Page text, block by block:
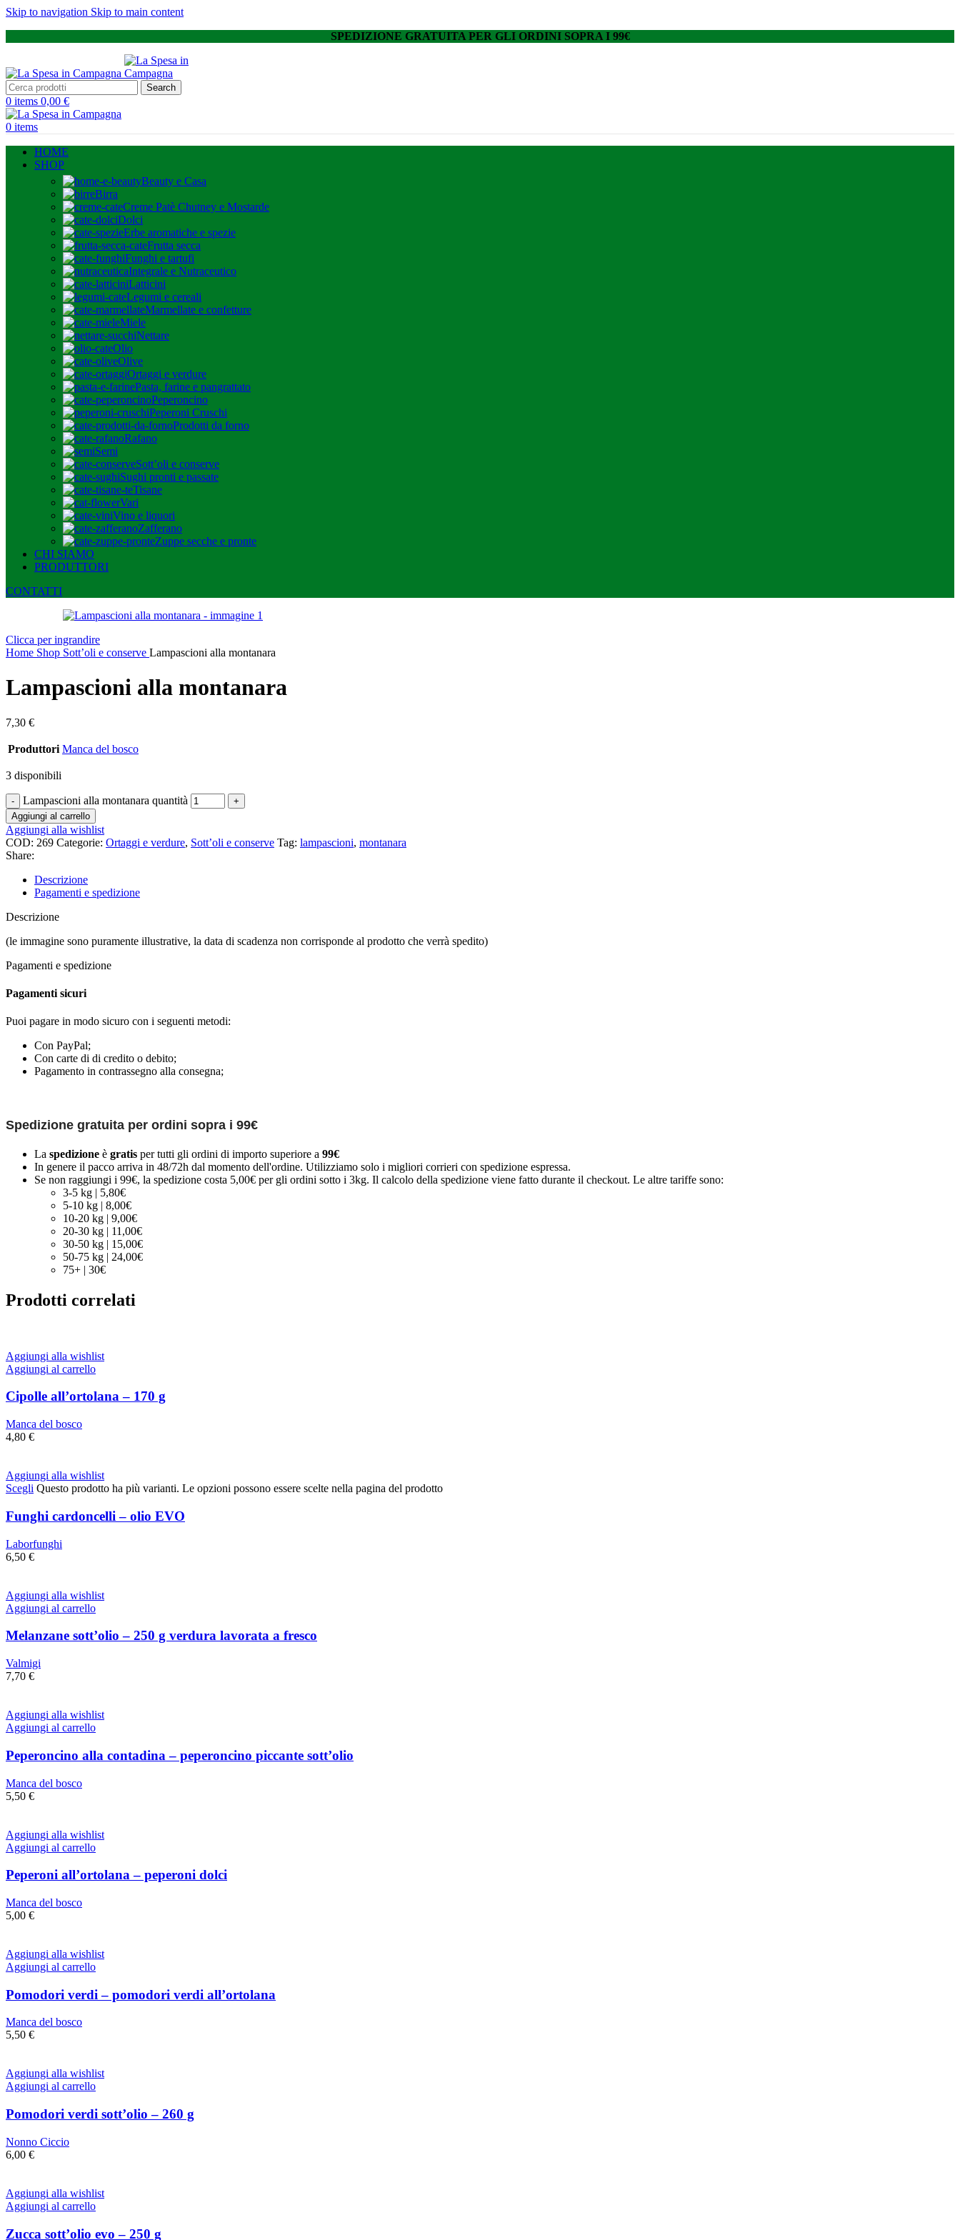
Skip to navigation Skip to main content
SPEDIZIONE GRATUITA PER GLI ORDINI SOPRA I 99€
Search
0 items 0,00 €
0 items
HOME
SHOP
Beauty e Casa
Birra
Creme Patè Chutney e Mostarde
Dolci
Erbe aromatiche e spezie
Frutta secca
Funghi e tartufi
Integrale e Nutraceutico
Latticini
Legumi e cereali
Marmellate e confetture
Miele
Nettare
Olio
Olive
Ortaggi e verdure
Pasta, farine e pangrattato
Peperoncino
Peperoni Cruschi
Prodotti da forno
Rafano
Semi
Sott’oli e conserve
Sughi pronti e passate
Tisane
Vari
Vino e liquori
Zafferano
Zuppe secche e pronte
CHI SIAMO
PRODUTTORI
CONTATTI
Clicca per ingrandire
Home Shop Sott’oli e conserve Lampascioni alla montanara
Lampascioni alla montanara
7,30 €
Produttori Manca del bosco
3 disponibili
Lampascioni alla montanara quantità
Aggiungi al carrello
Aggiungi alla wishlist
COD: 269 Categorie: Ortaggi e verdure, Sott’oli e conserve Tag: lampascioni, montanara
Share:
Descrizione
Pagamenti e spedizione
Descrizione
(le immagine sono puramente illustrative, la data di scadenza non corrisponde al prodotto che verrà spedito)
Pagamenti e spedizione
Pagamenti sicuri
Puoi pagare in modo sicuro con i seguenti metodi:
Con PayPal;
Con carte di di credito o debito;
Pagamento in contrassegno alla consegna;
Spedizione gratuita per ordini sopra i 99€
La spedizione è gratis per tutti gli ordini di importo superiore a 99€
In genere il pacco arriva in 48/72h dal momento dell'ordine. Utilizziamo solo i migliori corrieri con spedizione espressa.
Se non raggiungi i 99€, la spedizione costa 5,00€ per gli ordini sotto i 3kg. Il calcolo della spedizione viene fatto durante il checkout. Le altre tariffe sono:
3-5 kg | 5,80€
5-10 kg | 8,00€
10-20 kg | 9,00€
20-30 kg | 11,00€
30-50 kg | 15,00€
50-75 kg | 24,00€
75+ | 30€
Prodotti correlati
Aggiungi alla wishlist
Aggiungi al carrello
Cipolle all’ortolana – 170 g
Manca del bosco
4,80 €
Aggiungi alla wishlist
Scegli Questo prodotto ha più varianti. Le opzioni possono essere scelte nella pagina del prodotto
Funghi cardoncelli – olio EVO
Laborfunghi
6,50 €
Aggiungi alla wishlist
Aggiungi al carrello
Melanzane sott’olio – 250 g verdura lavorata a fresco
Valmigi
7,70 €
Aggiungi alla wishlist
Aggiungi al carrello
Peperoncino alla contadina – peperoncino piccante sott’olio
Manca del bosco
5,50 €
Aggiungi alla wishlist
Aggiungi al carrello
Peperoni all’ortolana – peperoni dolci
Manca del bosco
5,00 €
Aggiungi alla wishlist
Aggiungi al carrello
Pomodori verdi – pomodori verdi all’ortolana
Manca del bosco
5,50 €
Aggiungi alla wishlist
Aggiungi al carrello
Pomodori verdi sott’olio – 260 g
Nonno Ciccio
6,00 €
Aggiungi alla wishlist
Aggiungi al carrello
Zucca sott’olio evo – 250 g